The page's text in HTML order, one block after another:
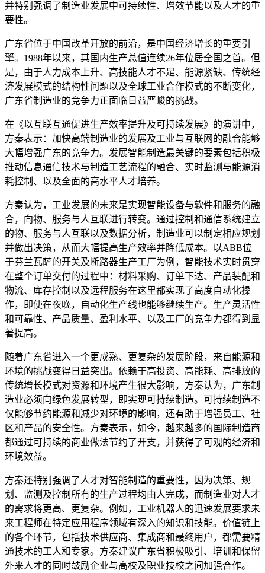
并特别强调了制造业发展中可持续性、增效节能以及人才的重
要性。
广东省位于中国改革开放的前沿，是中国经济增长的重要引
擎。1988年以来，其国内生产总值连续26年位居全国之首。但
是，由于人力成本上升、高技能人才不足、能源紧缺、传统经
济发展模式的结构性问题以及全球工业合作模式的不断变化，
广东省制造业的竞争力正面临日益严峻的挑战。
在《以互联互通促进生产效率提升及可持续发展》的演讲中，
方秦表示：加快高端制造业的发展及工业与互联网的融合能够
大幅增强广东的竞争力。发展智能制造最关键的要素包括积极
推动信息通信技术与制造工艺流程的融合、实时监测与能源消
耗控制、以及全面的高水平人才培养。
方秦认为，工业发展的未来是实现智能设备与软件和服务的融
合，向物、服务与人互联进行转变。通过控制和通信系统建立
的物、服务与人互联以及数据分析，制造业可以制定相应规划
并做出决策，从而大幅提高生产效率并降低成本。以ABB位
于芬兰瓦萨的开关及断路器生产工厂为例，智能技术实时贯穿
在整个订单交付的过程中：材料采购、订单下达、产品装配和
物流、库存控制以及远程服务在这里都实现了高度自动化操
作，即使在夜晚，自动化生产线也能够继续生产。生产灵活性
和可靠性、产品质量、盈利水平、以及工厂的竞争力都得到显
著提高。
随着广东省进入一个更成熟、更复杂的发展阶段，来自能源和
环境的挑战变得日益突出。依赖于高投资、高能耗、高排放的
传统增长模式对资源和环境产生很大影响，方秦认为，广东制
造业必须向绿色发展转型，即实现可持续制造。可持续制造不
仅能够节约能源和减少对环境的影响，还有助于增强员工、社
区和产品的安全性。方秦表示，如今，越来越多的国际制造商
都通过可持续的商业做法节约了开支，并获得了可观的经济和
环境效益。
方秦还特别强调了人才对智能制造的重要性，因为决策、规
划、监测及控制所有的生产过程均由人完成，而制造业对人才
的需求将更高、更复杂。例如，工业机器人的迅速发展要求未
来工程师在特定应用程序领域有深入的知识和技能。价值链上
的各个环节，包括技术供应商、集成商和最终用户，都需要精
通技术的工人和专家。方秦建议广东省积极吸引、培训和保留
外来人才的同时鼓励企业与高校及职业技校之间加强合作。